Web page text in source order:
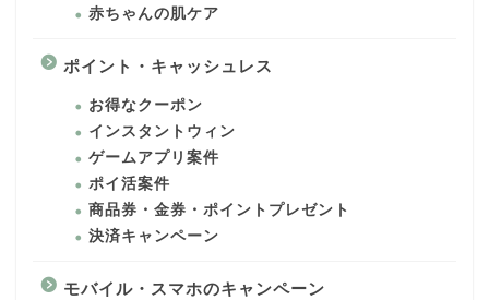
赤ちゃんの肌ケア
ポイント・キャッシュレス
お得なクーポン
インスタントウィン
ゲームアプリ案件
ポイ活案件
商品券・金券・ポイントプレゼント
決済キャンペーン
モバイル・スマホのキャンペーン